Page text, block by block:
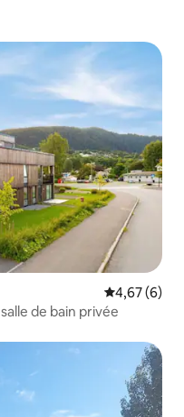
Note
4,67 (6)
de bain privée